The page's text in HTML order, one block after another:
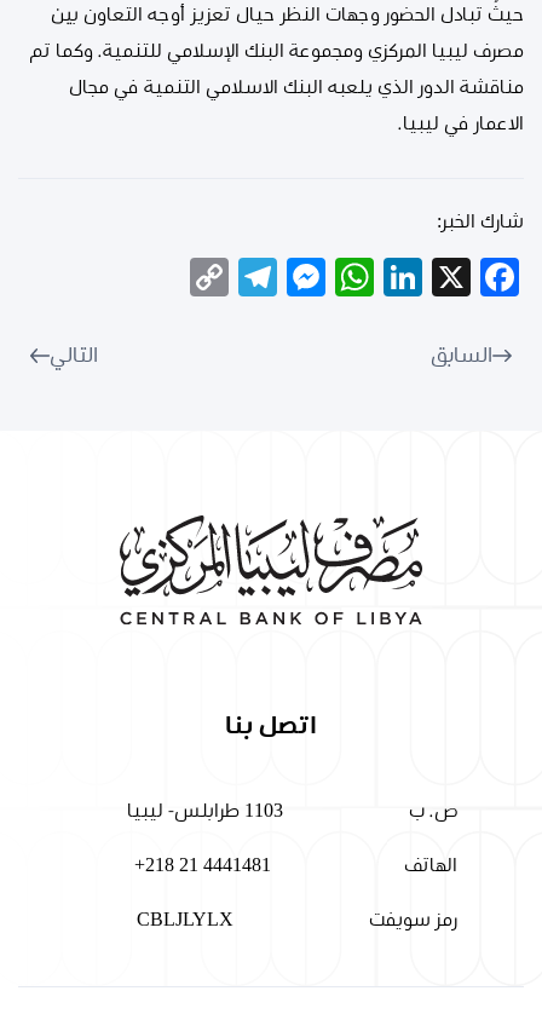
حيثُ تبادل الحضور وجهات النظر حيال تعزيز أوجه التعاون بين
مصرف ليبيا المركزي ومجموعة البنك الإسلامي للتنمية. وكما تم
مناقشة الدور الذي يلعبه البنك الاسلامي التنمية في مجال
الاعمار في ليبيا.
شارك الخبر:
Facebook
X
LinkedIn
WhatsApp
Messenger
Telegram
السابق التالي
اتصل بنا
ص. ب 1103 طرابلس- ليبيا
الهاتف +218 21 4441481
رمز سويفت CBLJLYLX